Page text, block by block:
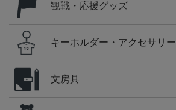
観戦・応援グッズ
キーホルダー・アクセサリー
文房具